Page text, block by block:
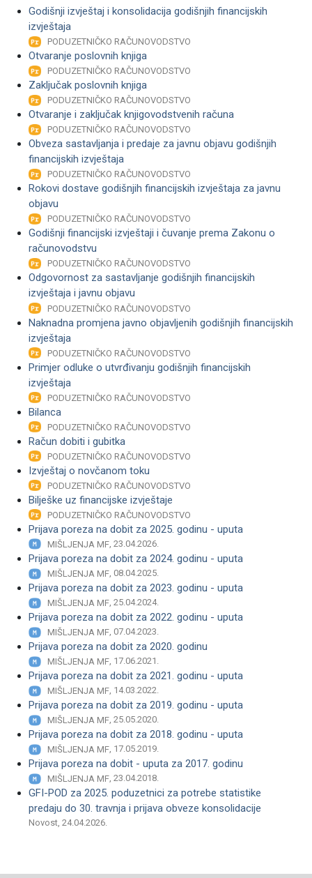
Godišnji izvještaj i konsolidacija godišnjih financijskih
izvještaja
PODUZETNIČKO RAČUNOVODSTVO
Otvaranje poslovnih knjiga
PODUZETNIČKO RAČUNOVODSTVO
Zaključak poslovnih knjiga
PODUZETNIČKO RAČUNOVODSTVO
Otvaranje i zaključak knjigovodstvenih računa
PODUZETNIČKO RAČUNOVODSTVO
Obveza sastavljanja i predaje za javnu objavu godišnjih
financijskih izvještaja
PODUZETNIČKO RAČUNOVODSTVO
Rokovi dostave godišnjih financijskih izvještaja za javnu
objavu
PODUZETNIČKO RAČUNOVODSTVO
Godišnji financijski izvještaji i čuvanje prema Zakonu o
računovodstvu
PODUZETNIČKO RAČUNOVODSTVO
Odgovornost za sastavljanje godišnjih financijskih
izvještaja i javnu objavu
PODUZETNIČKO RAČUNOVODSTVO
Naknadna promjena javno objavljenih godišnjih financijskih
izvještaja
PODUZETNIČKO RAČUNOVODSTVO
Primjer odluke o utvrđivanju godišnjih financijskih
izvještaja
PODUZETNIČKO RAČUNOVODSTVO
Bilanca
PODUZETNIČKO RAČUNOVODSTVO
Račun dobiti i gubitka
PODUZETNIČKO RAČUNOVODSTVO
Izvještaj o novčanom toku
PODUZETNIČKO RAČUNOVODSTVO
Bilješke uz financijske izvještaje
PODUZETNIČKO RAČUNOVODSTVO
Prijava poreza na dobit za 2025. godinu - uputa
MIŠLJENJA MF , 23.04.2026.
Prijava poreza na dobit za 2024. godinu - uputa
MIŠLJENJA MF , 08.04.2025.
Prijava poreza na dobit za 2023. godinu - uputa
MIŠLJENJA MF, 25.04.2024.
Prijava poreza na dobit za 2022. godinu - uputa
MIŠLJENJA MF, 07.04.2023.
Prijava poreza na dobit za 2020. godinu
MIŠLJENJA MF, 17.06.2021.
Prijava poreza na dobit za 2021. godinu - uputa
MIŠLJENJA MF, 14.03.2022.
Prijava poreza na dobit za 2019. godinu - uputa
MIŠLJENJA MF, 25.05.2020.
Prijava poreza na dobit za 2018. godinu - uputa
MIŠLJENJA MF, 17.05.2019.
Prijava poreza na dobit - uputa za 2017. godinu
MIŠLJENJA MF, 23.04.2018.
GFI-POD za 2025. poduzetnici za potrebe statistike
predaju do 30. travnja i prijava obveze konsolidacije
Novost, 24.04.2026.